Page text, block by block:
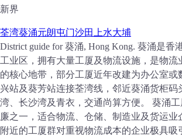
新界
荃湾葵涌元朗屯门沙田 上水大埔
District guide for 葵涌, Hong Kong. 葵涌是香
工业区，拥有大量工厦及物流设施，是物流
的核心地带，部分工厦近年改建为办公室或
兴站及葵芳站连接荃湾线，邻近葵涌货柜码
湾、长沙湾及青衣，交通尚算方便。 葵涌
廉之一，适合物流、仓储、制造业及货运业
附近的工厦群对重视物流成本的企业极具吸